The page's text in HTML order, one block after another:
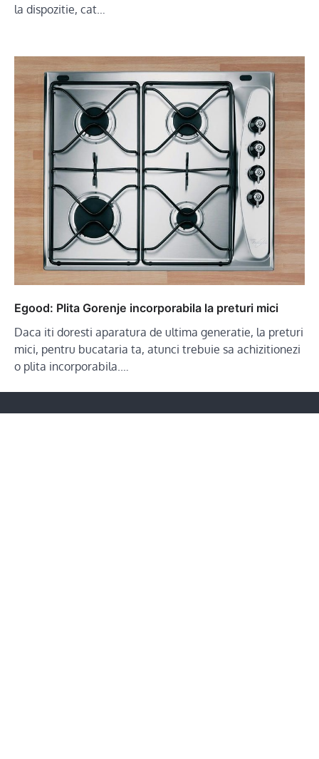
la dispozitie, cat…
Egood: Plita Gorenje incorporabila la preturi mici
Daca iti doresti aparatura de ultima generatie, la preturi
mici, pentru bucataria ta, atunci trebuie sa achizitionezi
o plita incorporabila.…